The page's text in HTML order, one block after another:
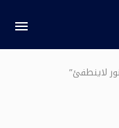
لاينطفئ”